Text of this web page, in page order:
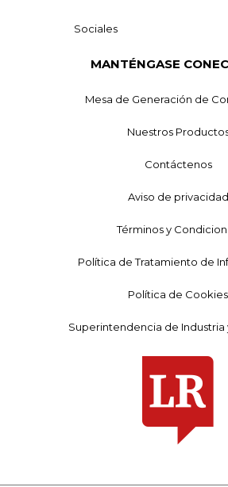
Sociales
MANTÉNGASE
Mesa de Generación de
Nuestros
Contáctenos
Aviso de privacidad
Términos y
Política de Tratamiento de
Política de Cookies
Superintendencia de Industria